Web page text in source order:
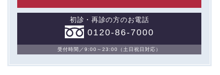
初診・再診の方のお電話
0120-86-7000
受付時間／9:00～23:00（土日祝日対応）